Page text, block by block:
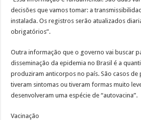
decisões que vamos tomar: a
instalada. Os registros serão atualizados
obrigatórios”.
Outra informação que o governo vai buscar
disseminação da epidemia no Brasil é a
produziram anticorpos no país. São casos de
tiveram sintomas ou tiveram formas muito
desenvolveram uma espécie de “autovacina”.
Vacinação